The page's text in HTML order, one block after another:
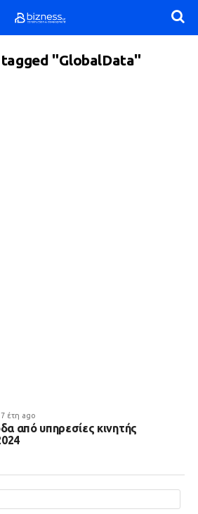
"GlobalData"
7 έτη ago
από υπηρεσίες κινητής